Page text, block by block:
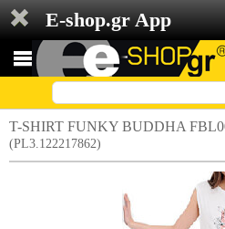
E-shop.gr App
T-SHIRT FUNKY BUDDHA
(PL3.122217862)